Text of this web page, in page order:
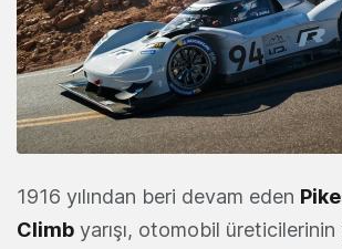
1916 yılından beri devam eden
Climb yarışı, otomobil üreticilerinin